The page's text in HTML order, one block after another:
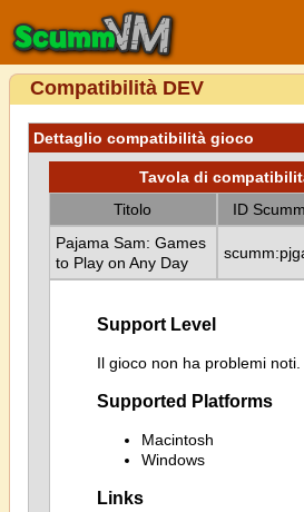
Compatibilità DEV
Dettaglio compatibilità gioco
Tavola di
Titolo
ID
Pajama Sam: Games
to Play on Any Day
Support Level
Il gioco non ha problemi noti.
Supported Platforms
Macintosh
Windows
Links